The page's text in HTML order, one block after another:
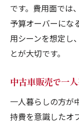
です。費用面では
予算オーバーにな
用シーンを想定し
とが大切です。
中古車販売で一
一人暮らしの方が
持費を意識したオ